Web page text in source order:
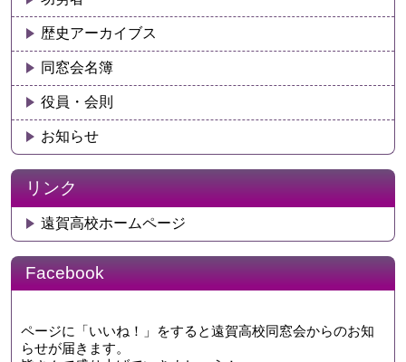
歴史アーカイブス
同窓会名簿
役員・会則
お知らせ
リンク
遠賀高校ホームページ
Facebook
ページに「いいね！」をすると遠賀高校同窓会からのお知
らせが届きます。